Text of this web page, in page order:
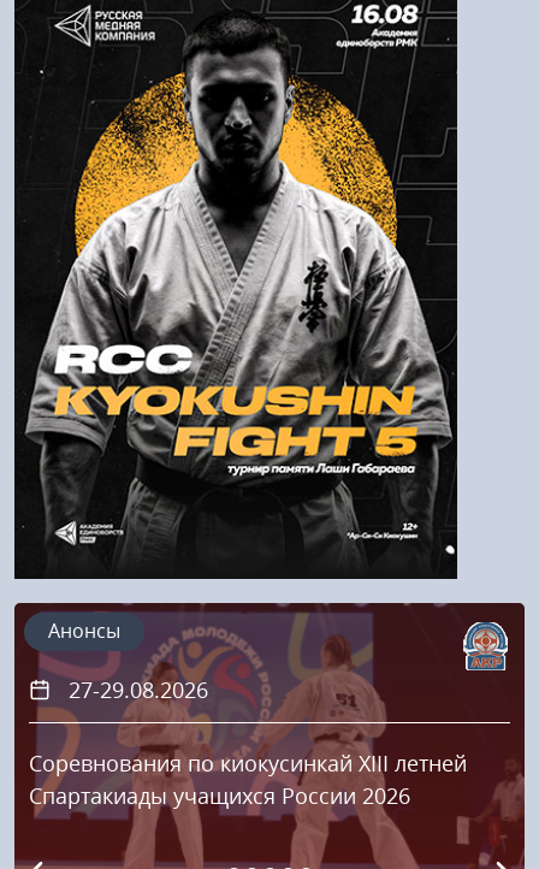
Логин:
Пароль
Войти
Напомнить пароль
Регистрация
27-29.08.2026
Соревнования по киокусинкай XIII летней
Спартакиады учащихся России 2026
Анонсы